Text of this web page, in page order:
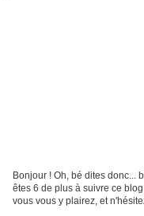
Bonjour ! Oh, bé dites donc...
êtes 6 de plus à suivre ce
vous vous y plairez, et